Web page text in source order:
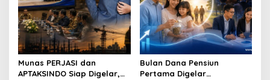
a
t
i
o
Munas PERJASI dan
APTAKSINDO Siap Digelar,
Bulan Dana Pensiun
Pertama Digelar